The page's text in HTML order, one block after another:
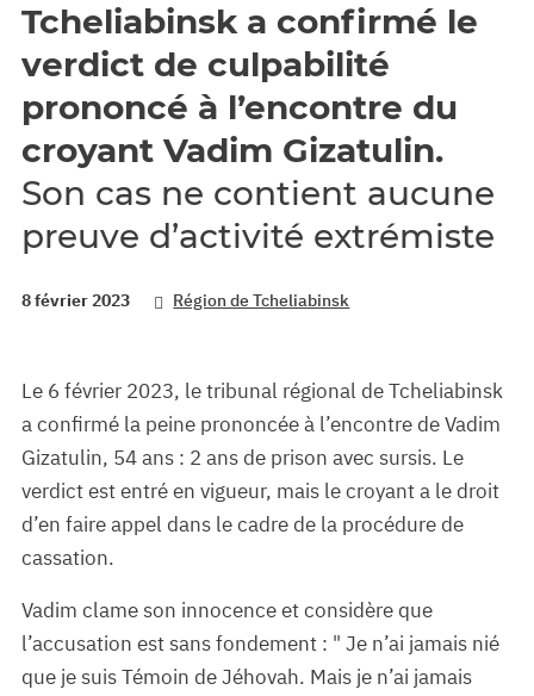
Tcheliabinsk a confirmé le
verdict de culpabilité
prononcé à l’encontre du
croyant Vadim Gizatulin.
Son cas ne contient aucune
preuve d’activité extrémiste
8 février 2023 Région de Tcheliabinsk
Le 6 février 2023, le tribunal régional de Tcheliabinsk
a confirmé la peine prononcée à l’encontre de Vadim
Gizatulin, 54 ans : 2 ans de prison avec sursis. Le
verdict est entré en vigueur, mais le croyant a le droit
d’en faire appel dans le cadre de la procédure de
cassation.
Vadim clame son innocence et considère que
l’accusation est sans fondement : " Je n’ai jamais nié
que je suis Témoin de Jéhovah. Mais je n’ai jamais